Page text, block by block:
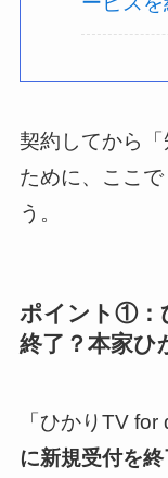
契約してから
ために、ここ
う。
ポイント①：
終了？本家ひ
「ひかりTV for
に新規受付を終